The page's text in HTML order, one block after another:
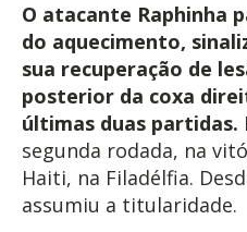
O atacante Raphinha
do aquecimento,
sua recuperação de
posterior da coxa
últimas duas partidas.
segunda rodada, na
Haiti, na Filadélfia.
assumiu a titularidade.